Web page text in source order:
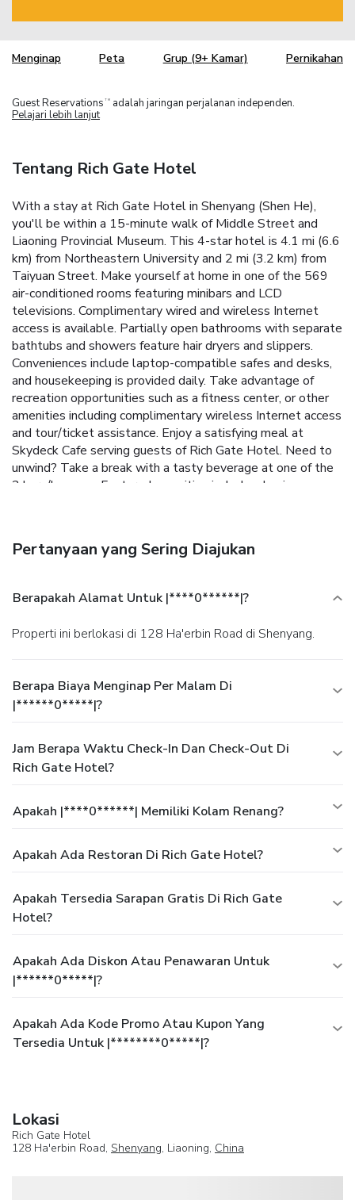
Menginap Peta Grup (9+ Kamar) Pernikahan
Guest Reservations TM
adalah jaringan perjalanan independen.
Pelajari lebih lanjut
Tentang Rich Gate Hotel
With a stay at Rich Gate Hotel in Shenyang (Shen He),
you'll be within a 15-minute walk of Middle Street and
Liaoning Provincial Museum. This 4-star hotel is 4.1 mi (6.6
km) from Northeastern University and 2 mi (3.2 km) from
Taiyuan Street. Make yourself at home in one of the 569
air-conditioned rooms featuring minibars and LCD
televisions. Complimentary wired and wireless Internet
access is available. Partially open bathrooms with separate
bathtubs and showers feature hair dryers and slippers.
Conveniences include laptop-compatible safes and desks,
and housekeeping is provided daily. Take advantage of
recreation opportunities such as a fitness center, or other
amenities including complimentary wireless Internet access
and tour/ticket assistance. Enjoy a satisfying meal at
Skydeck Cafe serving guests of Rich Gate Hotel. Need to
unwind? Take a break with a tasty beverage at one of the
2 bars/lounges. Featured amenities include a business
conference space and a meeting room.
Pertanyaan yang Sering Diajukan
Berapakah Alamat Untuk |****0******|?
Properti ini berlokasi di 128 Ha'erbin Road di Shenyang.
Berapa Biaya Menginap Per Malam Di
|******0*****|?
Jam Berapa Waktu Check-In Dan Check-Out Di
Rich Gate Hotel?
Apakah |****0******| Memiliki Kolam Renang?
Apakah Ada Restoran Di Rich Gate Hotel?
Apakah Tersedia Sarapan Gratis Di Rich Gate
Hotel?
Apakah Ada Diskon Atau Penawaran Untuk
|******0*****|?
Apakah Ada Kode Promo Atau Kupon Yang
Tersedia Untuk |********0*****|?
Lokasi
Rich Gate Hotel
128 Ha'erbin Road, Shenyang, Liaoning, China